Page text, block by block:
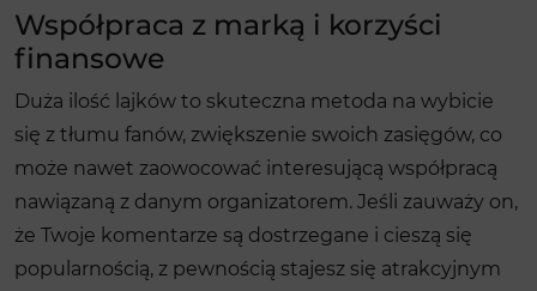
Współpraca z marką i korzyści
finansowe
Duża ilość lajków to skuteczna metoda na wybicie
się z tłumu fanów, zwiększenie swoich zasięgów, co
może nawet zaowocować interesującą współpracą
nawiązaną z danym organizatorem. Jeśli zauważy on,
że Twoje komentarze są dostrzegane i cieszą się
popularnością, z pewnością stajesz się atrakcyjnym